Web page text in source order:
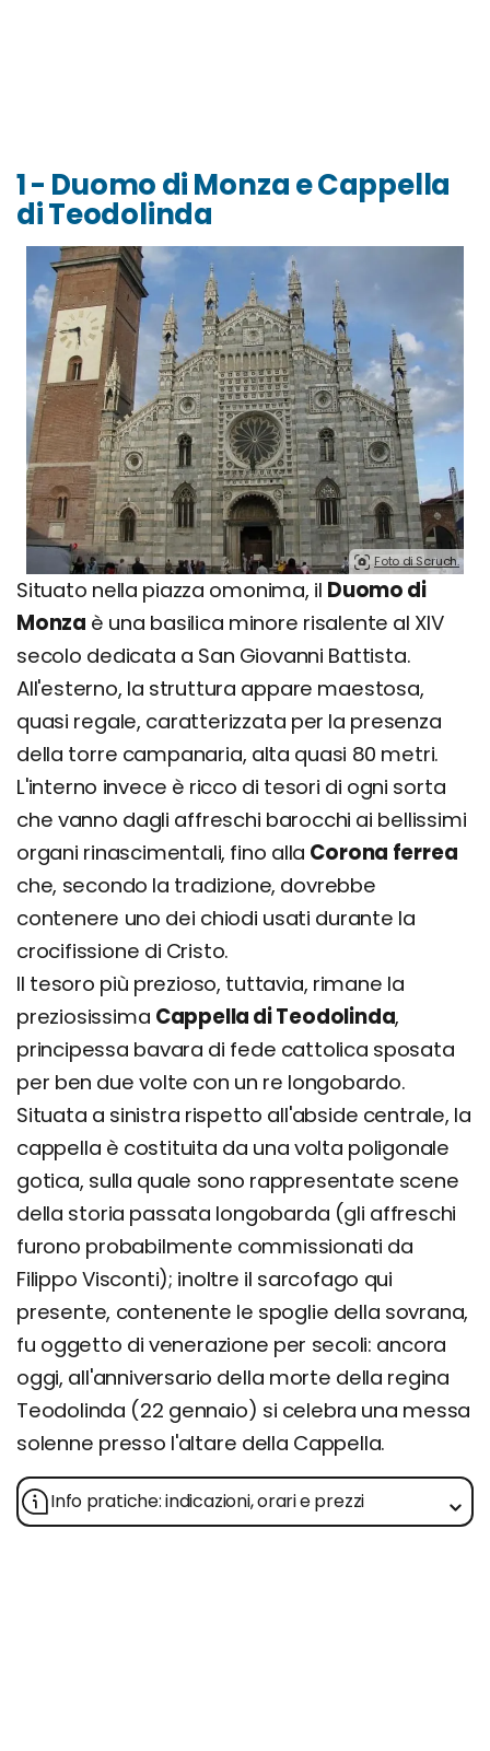
1 - Duomo di Monza e Cappella
di Teodolinda
Foto di Scruch.
Situato nella piazza omonima, il Duomo di
Monza è una basilica minore risalente al XIV
secolo dedicata a San Giovanni Battista.
All'esterno, la struttura appare maestosa,
quasi regale, caratterizzata per la presenza
della torre campanaria, alta quasi 80 metri.
L'interno invece è ricco di tesori di ogni sorta
che vanno dagli affreschi barocchi ai bellissimi
organi rinascimentali, fino alla Corona ferrea
che, secondo la tradizione, dovrebbe
contenere uno dei chiodi usati durante la
crocifissione di Cristo.
Il tesoro più prezioso, tuttavia, rimane la
preziosissima Cappella di Teodolinda,
principessa bavara di fede cattolica sposata
per ben due volte con un re longobardo.
Situata a sinistra rispetto all'abside centrale, la
cappella è costituita da una volta poligonale
gotica, sulla quale sono rappresentate scene
della storia passata longobarda (gli affreschi
furono probabilmente commissionati da
Filippo Visconti); inoltre il sarcofago qui
presente, contenente le spoglie della sovrana,
fu oggetto di venerazione per secoli: ancora
oggi, all'anniversario della morte della regina
Teodolinda (22 gennaio) si celebra una messa
solenne presso l'altare della Cappella.
Info pratiche: indicazioni, orari e prezzi